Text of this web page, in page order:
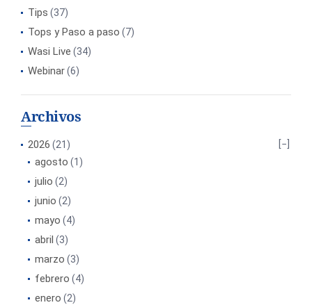
Tips (37)
Tops y Paso a paso (7)
Wasi Live (34)
Webinar(6)
Archivos
2026 (21)
agosto (1)
julio (2)
junio (2)
mayo (4)
abril (3)
marzo (3)
febrero (4)
enero (2)